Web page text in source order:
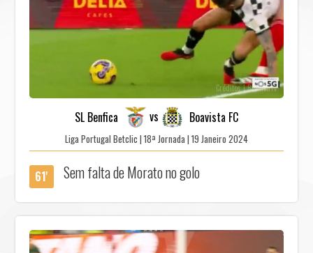
Créditos | BenficaTv
SL Benfica vs Boavista FC
Liga Portugal Betclic | 18ª Jornada | 19 Janeiro 2024
61' Sem falta de Morato no golo